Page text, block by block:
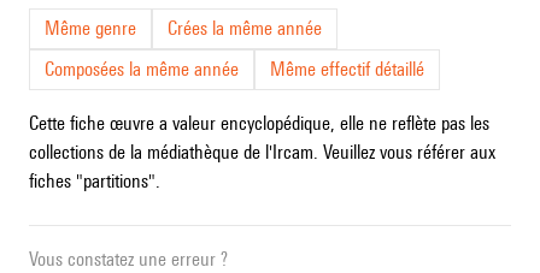
Même genre
Crées la même année
Composées la même année
Même effectif détaillé
Cette fiche œuvre a valeur encyclopédique, elle ne reflète pas les
collections de la médiathèque de l'Ircam. Veuillez vous référer aux
fiches "partitions".
Vous constatez une erreur ?